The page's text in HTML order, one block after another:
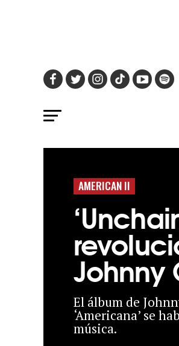
AMERICAN II
Johnny
El álbum de
‘Americana’ se
música.